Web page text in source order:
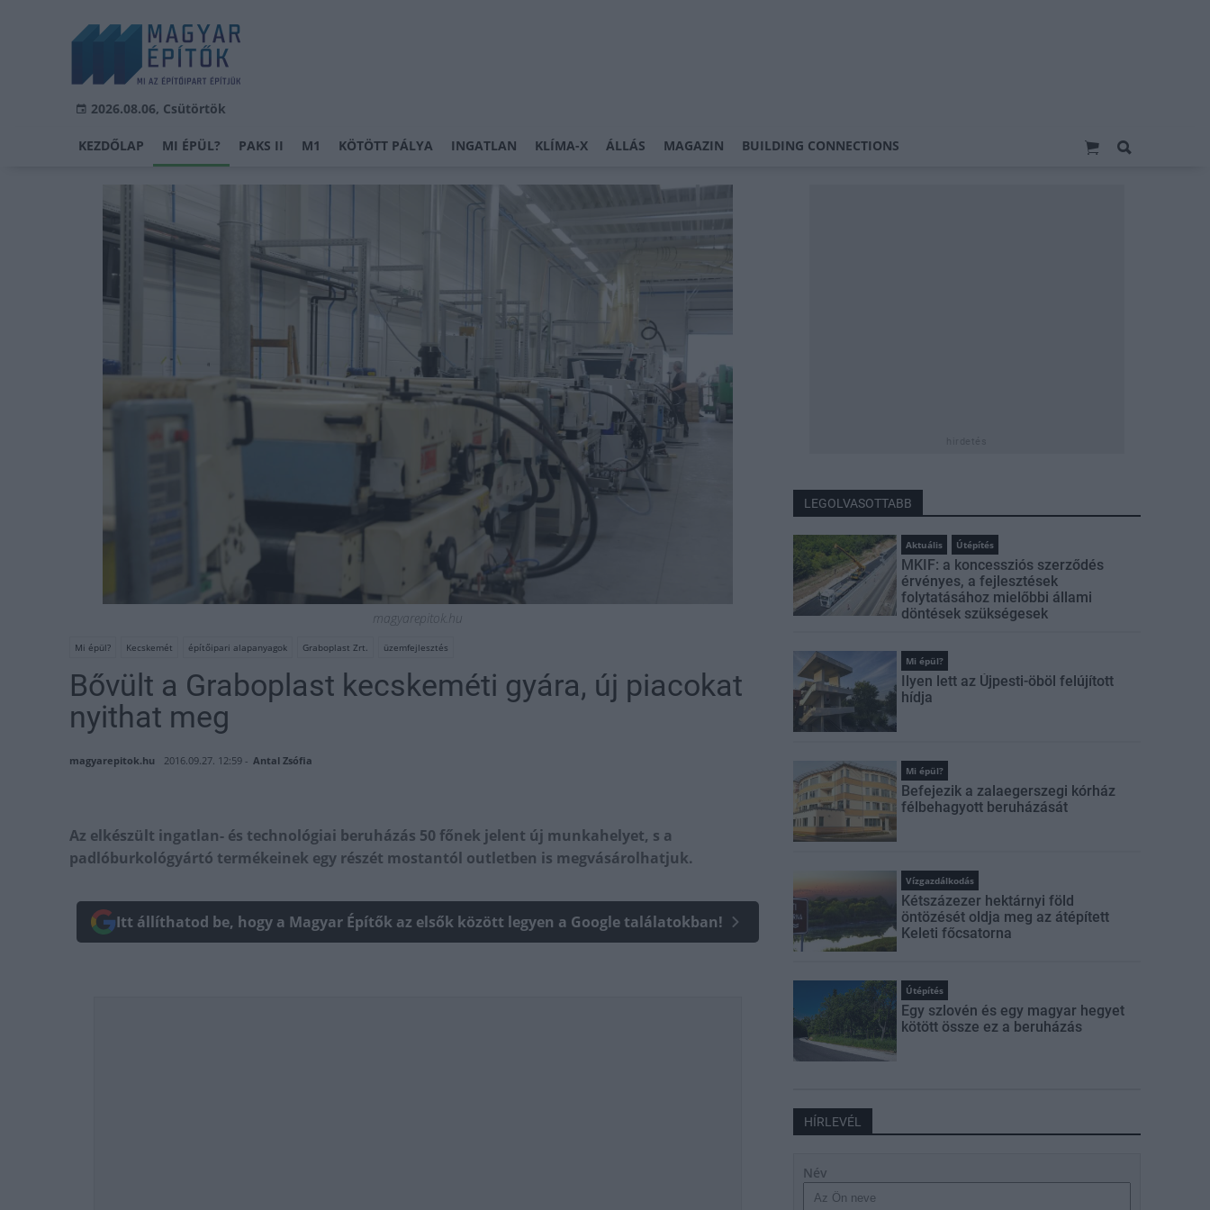
2026.08.06, Csütörtök
KEZDŐLAP MI ÉPÜL? PAKS II M1 KÖTÖTT PÁLYA INGATLAN KLÍMA-X ÁLLÁS MAGAZIN BUILDING CONNECTIONS
magyarepitok.hu
Mi épül? Kecskemét építőipari alapanyagok Graboplast Zrt. üzemfejlesztés
Bővült a Graboplast kecskeméti gyára, új piacokat
nyithat meg
magyarepitok.hu 2016.09.27. 12:59 - Antal Zsófia
Az elkészült ingatlan- és technológiai beruházás 50 főnek jelent új munkahelyet, s a
padlóburkológyártó termékeinek egy részét mostantól outletben is megvásárolhatjuk.
Itt állíthatod be, hogy a Magyar Építők az elsők között legyen a Google találatokban!
LEGOLVASOTTABB
Aktuális Útépítés
MKIF: a koncessziós szerződés
érvényes, a fejlesztések
folytatásához mielőbbi állami
döntések szükségesek
Mi épül?
Ilyen lett az Újpesti-öböl felújított
hídja
Mi épül?
Befejezik a zalaegerszegi kórház
félbehagyott beruházását
Vízgazdálkodás
Kétszázezer hektárnyi föld
öntözését oldja meg az átépített
Keleti főcsatorna
Útépítés
Egy szlovén és egy magyar hegyet
kötött össze ez a beruházás
HÍRLEVÉL
Név